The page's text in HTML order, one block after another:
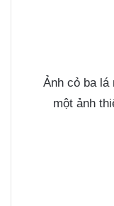
Ảnh cỏ ba lá
một ảnh